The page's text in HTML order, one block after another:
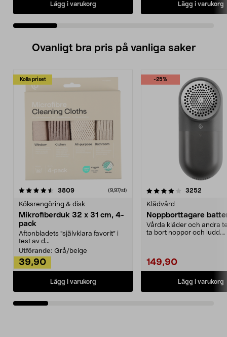
Lägg i varukorg Lägg i varukorg
Ovanligt bra pris på vanliga saker
Kolla priset
3809recensioner (9,97/st)
Köksrengöring & disk
Mikrofiberduk 32 x 31 cm, 4-
pack
Aftonbladets "självklara favorit” i
test av d...
Utförande: Grå/beige
39,90
Lägg i varukorg
-25%
4.0av 5 stjärnor 3252
Klädvård
Noppborttagare
Vårda kläder och andra
ta bort noppor och ludd.
149,90
Lägg i varukorg
4.5av 5 stjärnor